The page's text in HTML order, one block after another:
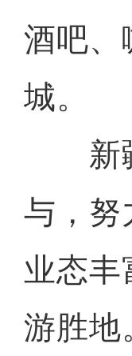
酒吧、
城。
新疆
与，努
业态丰
游胜地